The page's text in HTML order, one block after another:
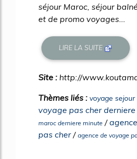
séjour Maroc, séjour
et de promo voyages...
LIRE LA SUITE
Site : http://
Thèmes liés : voyage
voyage pas cher
maroc derniere minute /
pas cher / agence de voyage